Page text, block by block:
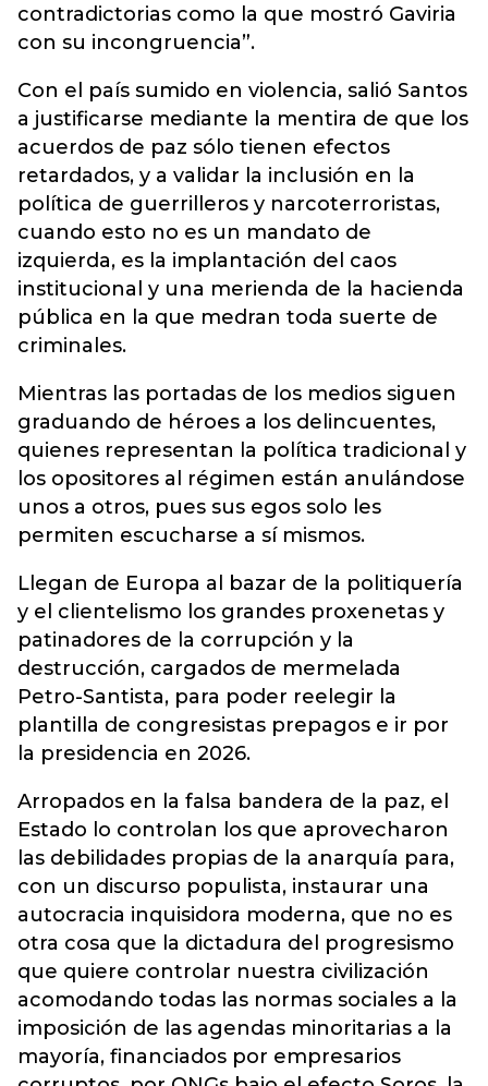
contradictorias como la que mostró Gaviria
con su incongruencia”.
Con el país sumido en violencia, salió Santos
a justificarse mediante la mentira de que los
acuerdos de paz sólo tienen efectos
retardados, y a validar la inclusión en la
política de guerrilleros y narcoterroristas,
cuando esto no es un mandato de
izquierda, es la implantación del caos
institucional y una merienda de la hacienda
pública en la que medran toda suerte de
criminales.
Mientras las portadas de los medios siguen
graduando de héroes a los delincuentes,
quienes representan la política tradicional y
los opositores al régimen están anulándose
unos a otros, pues sus egos solo les
permiten escucharse a sí mismos.
Llegan de Europa al bazar de la politiquería
y el clientelismo los grandes proxenetas y
patinadores de la corrupción y la
destrucción, cargados de mermelada
Petro-Santista, para poder reelegir la
plantilla de congresistas prepagos e ir por
la presidencia en 2026.
Arropados en la falsa bandera de la paz, el
Estado lo controlan los que aprovecharon
las debilidades propias de la anarquía para,
con un discurso populista, instaurar una
autocracia inquisidora moderna, que no es
otra cosa que la dictadura del progresismo
que quiere controlar nuestra civilización
acomodando todas las normas sociales a la
imposición de las agendas minoritarias a la
mayoría, financiados por empresarios